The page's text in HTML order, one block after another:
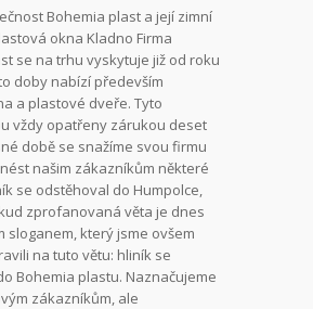
Bohemia plast a její zimní
okna Kladno Firma
se na trhu vyskytuje již od roku
doby nabízí především
a plastové dveře. Tyto
vždy opatřeny zárukou deset
době se snažíme svou firmu
našim zákazníkům některé
se odstěhoval do Humpolce,
zprofanovaná věta je dnes
sloganem, který jsme ovšem
na tuto větu: hliník se
Bohemia plastu. Naznačujeme
zákazníkům, ale